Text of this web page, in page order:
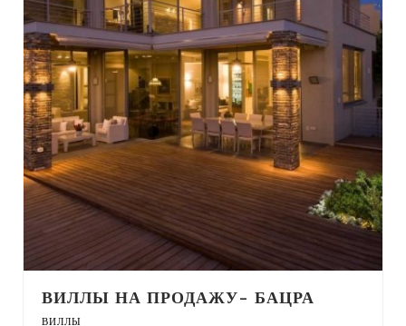
ВИЛЛЫ НА ПРОДАЖУ- БАЦРА
ВИЛЛЫ